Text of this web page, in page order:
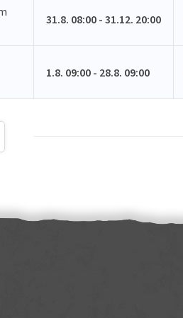
31.8. 08:00 - 31.12. 20:00
1.8. 09:00 - 28.8. 09:00